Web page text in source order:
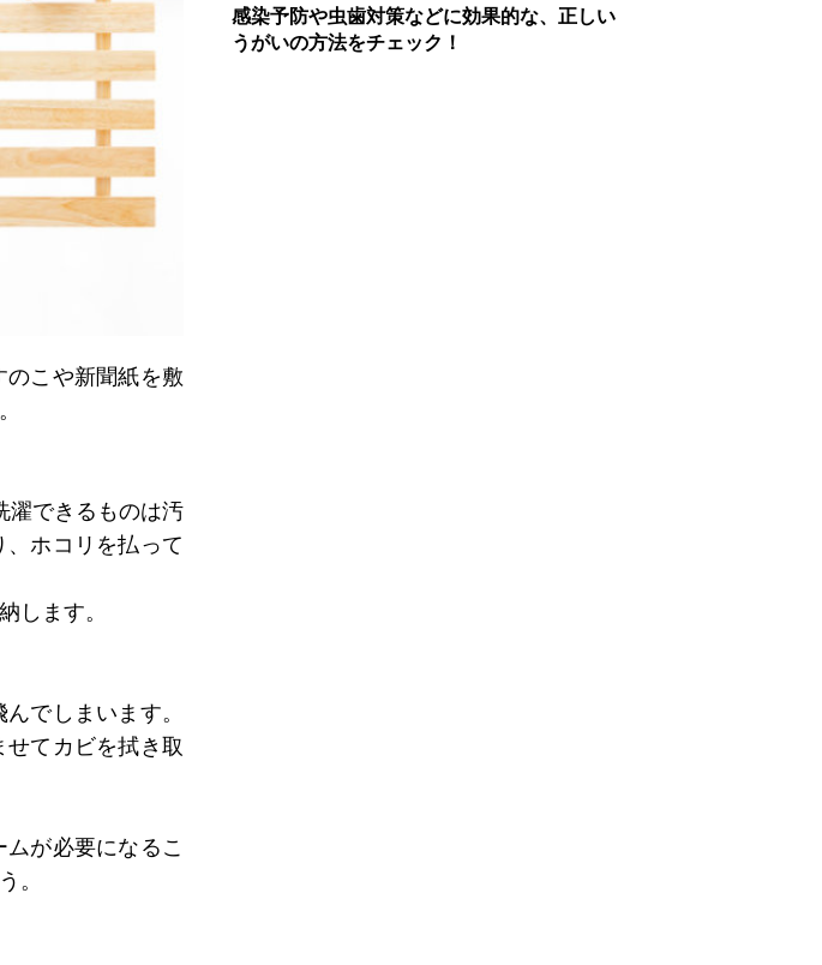
感染予防や虫歯対策などに効果的な、正しい
うがいの方法をチェック！
こや新聞紙を敷
濯できるものは汚
ホコリを払って
します。
でしまいます。
てカビを拭き取
が必要になるこ
。